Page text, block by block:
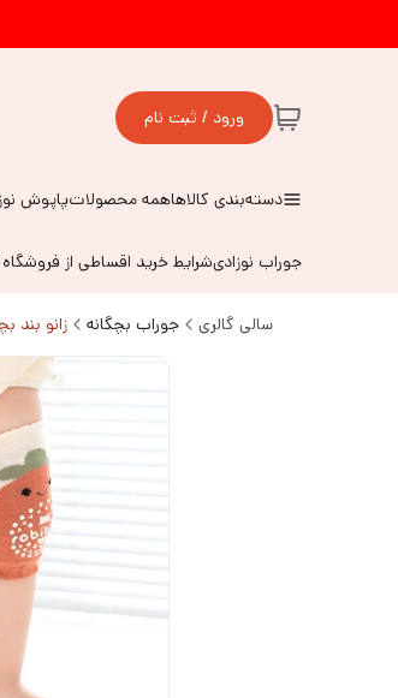
ورود / ثبت نام
دسته‌بندی کالاهاهمه محصولاتپاپوش
جوراب نوزادیشرایط خرید اقساطی از
سالی گالری جوراب بچگانه زانو بند